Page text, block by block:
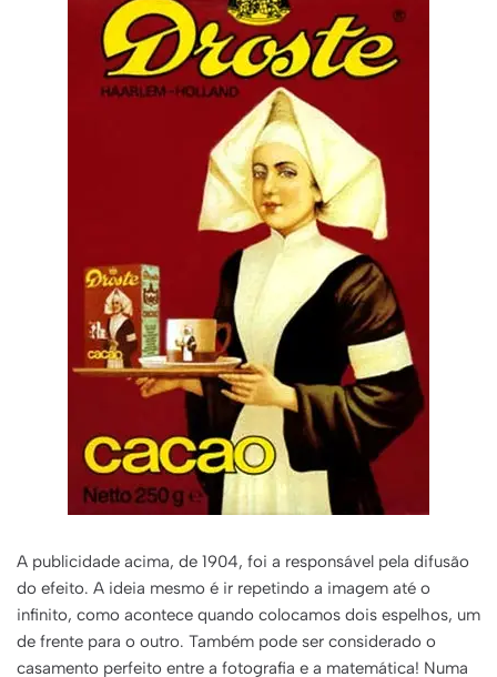
A publicidade acima, de 1904, foi a responsável pela difusão
do efeito. A ideia mesmo é ir repetindo a imagem até o
infinito, como acontece quando colocamos dois espelhos, um
de frente para o outro. Também pode ser considerado o
casamento perfeito entre a fotografia e a matemática! Numa